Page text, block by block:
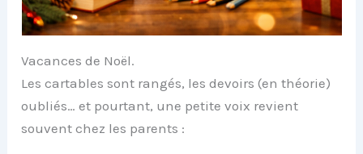
Vacances de Noël.
Les cartables sont rangés, les devoirs (en théorie)
oubliés… et pourtant, une petite voix revient
souvent chez les parents :